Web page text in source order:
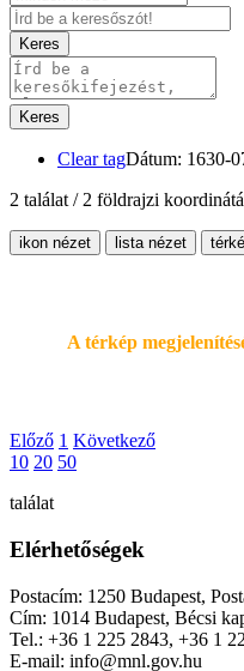
Keres
Keres
Clear tagDátum: 1630-
2 találat / 2 földrajzi
ikon nézet lista nézet
A térkép
Előző 1 Következő
10 20 50
találat
Elérhetőségek
Postacím: 1250 Budapest,
Cím: 1014 Budapest, Bécsi
Tel.: +36 1 225 2843, +36 1
E-mail: info@mnl.gov.hu